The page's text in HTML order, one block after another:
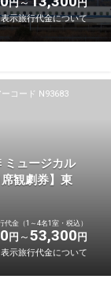
円 円
表示旅行代金について
ーコード N93683
ミュージカル
観劇券】東
代金（1～4名1室・税込）
円 53,300 円
表示旅行代金について